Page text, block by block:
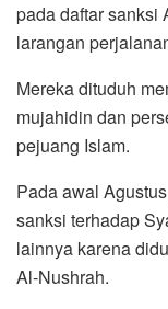
pada daftar sanksi
larangan
Mereka dituduh
mujahidin dan
pejuang Islam.
Pada awal
sanksi terhadap
lainnya karena
Al-Nushrah.